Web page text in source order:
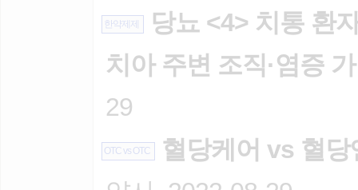
한약제제
당뇨 <4> 치통 환
치아 주변 조직·염증
29
OTC vs OTC
혈당케어 vs 혈